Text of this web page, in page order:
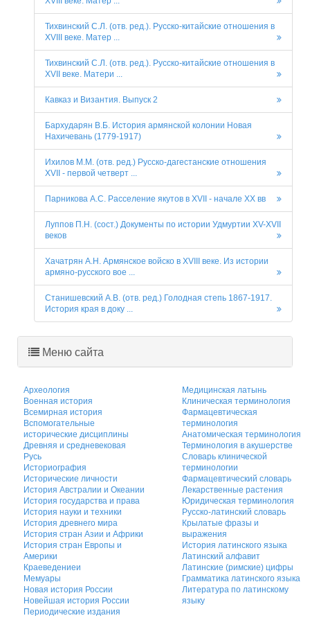
Тихвинский С.Л. (отв. ред.). Русско-китайские отношения в
XVIII веке. Матер ...
Тихвинский С.Л. (отв. ред.). Русско-китайские отношения в
XVII веке. Матери ...
Кавказ и Византия. Выпуск 2
Бархударян В.Б. История армянской колонии Новая
Нахичевань (1779-1917)
Ихилов М.М. (отв. ред.) Русско-дагестанские отношения
XVII - первой четверт ...
Парникова А.С. Расселение якутов в XVII - начале XX вв
Луппов П.Н. (сост.) Документы по истории Удмуртии XV-XVII
веков
Хачатрян А.Н. Армянское войско в XVIII веке. Из истории
армяно-русского вое ...
Станишевский А.В. (отв. ред.) Голодная степь 1867-1917.
История края в доку ...
Меню сайта
Археология
Военная история
Всемирная история
Вспомогательные
исторические дисциплины
Древняя и средневековая
Русь
Историография
Исторические личности
История Австралии и Океании
История государства и права
История науки и техники
История древнего мира
История стран Азии и Африки
История стран Европы и
Америки
Краеведениеи
Мемуары
Новая история России
Новейшая история России
Периодические издания
Медицинская латынь
Клиническая терминология
Фармацевтическая
терминология
Анатомическая терминология
Терминология в акушерстве
Словарь клинической
терминологии
Фармацевтический словарь
Лекарственные растения
Юридическая терминология
Русско-латинский словарь
Крылатые фразы и
выражения
История латинского языка
Латинский алфавит
Латинские (римские) цифры
Грамматика латинского языка
Литература по латинскому
языку